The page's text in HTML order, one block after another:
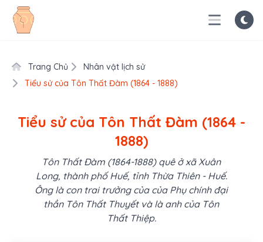
Trang Chủ
Nhân vật lịch sử
Tiểu sử của Tôn Thất Đàm (1864 - 1888)
Tiểu sử của Tôn Thất Đàm (1864 -
1888)
Tôn Thất Đàm (1864-1888) quê ở xã Xuân
Long, thành phố Huế, tỉnh Thừa Thiên - Huế.
Ông là con trai trưởng của của Phụ chính đại
thần Tôn Thất Thuyết và là anh của Tôn
Thất Thiệp.